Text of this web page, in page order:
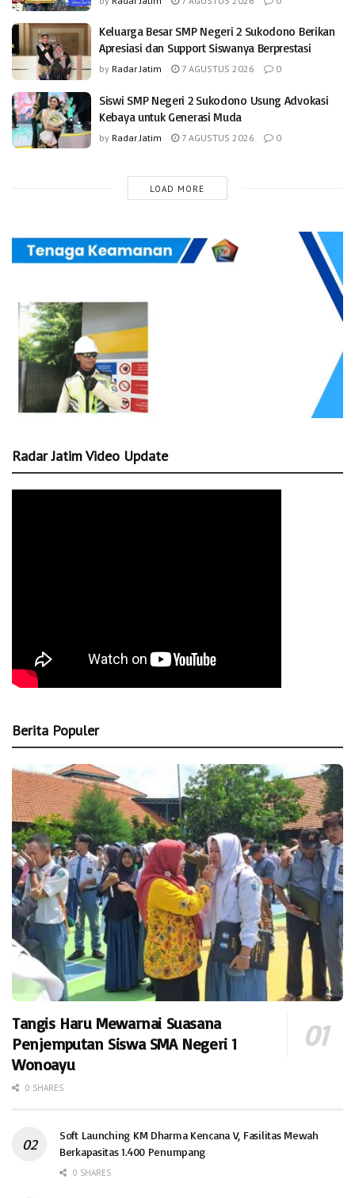
Keluarga Besar SMP Negeri 2 Sukodono Berikan
Apresiasi dan Support Siswanya Berprestasi
by Radar Jatim 7 AGUSTUS 2026 0
Siswi SMP Negeri 2 Sukodono Usung Advokasi
Kebaya untuk Generasi Muda
by Radar Jatim 7 AGUSTUS 2026 0
LOAD MORE
Radar Jatim Video Update
Berita Populer
Tangis Haru Mewarnai Suasana
Penjemputan Siswa SMA Negeri 1
Wonoayu
0 SHARES
Soft Launching KM Dharma Kencana V, Fasilitas Mewah
Berkapasitas 1.400 Penumpang
0 SHARES